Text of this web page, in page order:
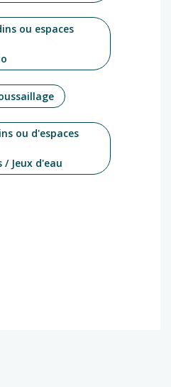
ou espaces
ou d'espaces
/ Jeux d'eau